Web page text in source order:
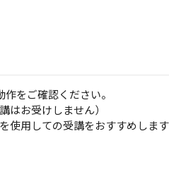
をご確認ください。
はお受けしません）
使用しての受講をおすすめしま